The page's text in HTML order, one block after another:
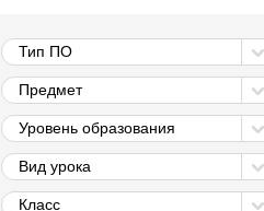
Тип ПО
Предмет
Уровень образования
Вид урока
Класс